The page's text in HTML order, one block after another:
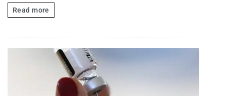
Read more